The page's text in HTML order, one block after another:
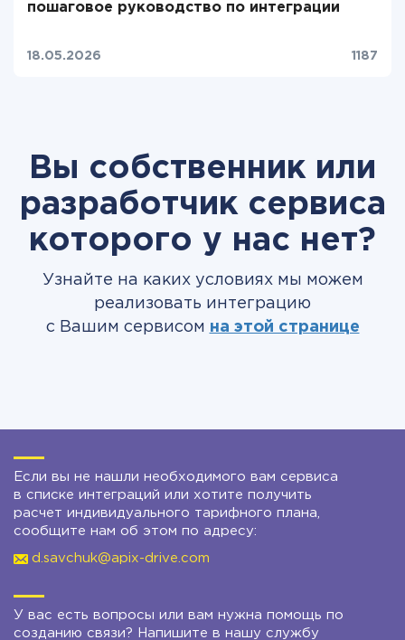
пошаговое руководство по интеграции
18.05.2026 1187
Вы собственник или
разработчик сервиса
которого у нас нет?
Узнайте на каких условиях мы можем
реализовать интеграцию
с Вашим сервисом на этой странице
Если вы не нашли необходимого вам сервиса
в списке интеграций или хотите получить
расчет индивидуального тарифного плана,
сообщите нам об этом по адресу:
d.savchuk@apix-drive.com
У вас есть вопросы или вам нужна помощь по
созданию связи? Напишите в нашу службу